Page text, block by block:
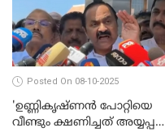
Posted On 08-10-2025
'ഉണ്ണികൃഷ്ണന്‍ പോറ്റിയെ
വീണ്ടും ക്ഷണിച്ചത് അയ്യപ്പ